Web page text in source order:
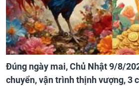
Đúng ngày mai, Chủ Nhật 9/8/
chuyển, vận trình thịnh vượng, 3